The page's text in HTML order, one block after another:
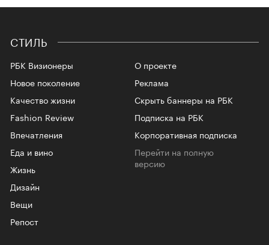
СТИЛЬ
РБК Визионеры
Новое поколение
Качество жизни
Fashion Review
Впечатления
Еда и вино
Жизнь
Дизайн
Вещи
Репост
О проекте
Реклама
Скрыть баннеры на РБК
Подписка на РБК
Корпоративная подписка
Перейти на полную
версию